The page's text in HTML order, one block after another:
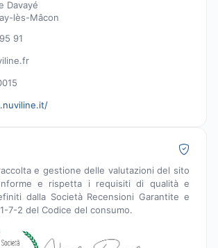
Davayé
lès-Mâcon
91
e gestione delle valutazioni del sito
e rispetta i requisiti di qualità e
dalla Società Recensioni Garantite e
7-2 del Codice del consumo.